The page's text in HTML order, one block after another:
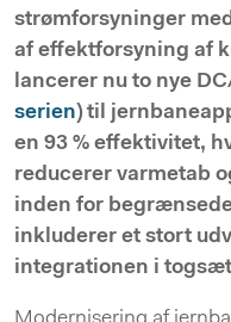
strømforsyninger
af effektforsyning af
lancerer nu to nye
serien) til
en 93 % effektivitet,
reducerer varmetab
inden for
inkluderer et stort
integrationen i